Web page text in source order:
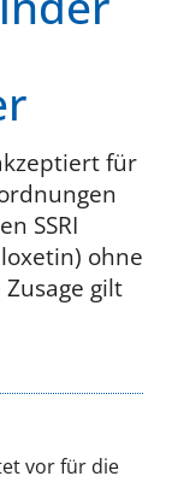
für
SSRI
ohne
gilt
vor für die